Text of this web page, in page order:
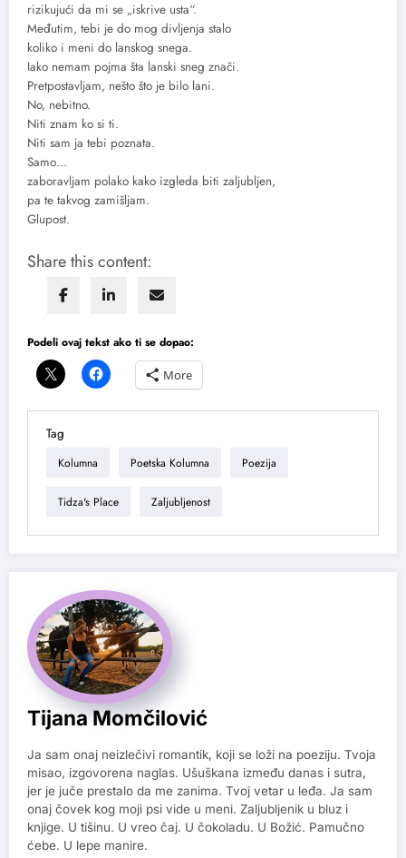
rizikujući da mi se „iskrive usta“.
Međutim, tebi je do mog divljenja stalo
koliko i meni do lanskog snega.
Iako nemam pojma šta lanski sneg znači.
Pretpostavljam, nešto što je bilo lani.
No, nebitno.
Niti znam ko si ti.
Niti sam ja tebi poznata.
Samo…
zaboravljam polako kako izgleda biti zaljubljen,
pa te takvog zamišljam.
Glupost.
Share this content:
Podeli ovaj tekst ako ti se dopao:
More
Tag
Kolumna Poetska Kolumna Poezija
Tidza's Place Zaljubljenost
Tijana Momčilović
Ja sam onaj neizlečivi romantik, koji se loži na poeziju. Tvoja
misao, izgovorena naglas. Ušuškana između danas i sutra,
jer je juče prestalo da me zanima. Tvoj vetar u leđa. Ja sam
onaj čovek kog moji psi vide u meni. Zaljubljenik u bluz i
knjige. U tišinu. U vreo čaj. U čokoladu. U Božić. Pamučno
ćebe. U lepe manire.